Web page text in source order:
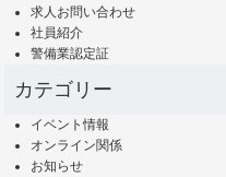
求人お問い合わせ
社員紹介
警備業認定証
カテゴリー
イベント情報
オンライン関係
お知らせ